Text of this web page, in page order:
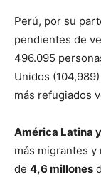
Perú, por su
pendientes de
496.095
Unidos
más refugiados
América Latina
más migrantes
de 4,6 millones